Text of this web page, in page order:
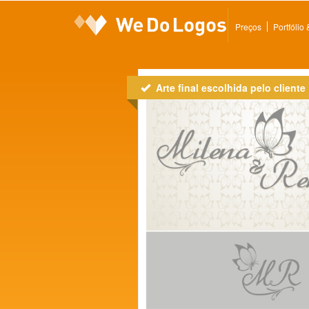
Preços Portfólio
Arte final escolhida pelo cliente